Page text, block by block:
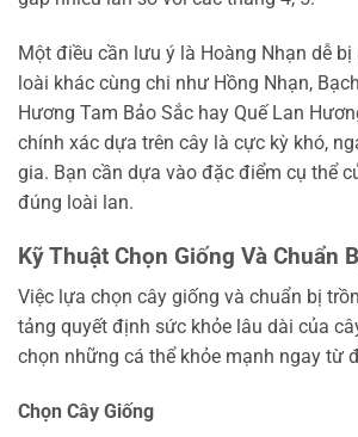
Một điều cần lưu ý là Hoàng Nhạn dễ
loài khác cùng chi như Hồng Nhạn,
Hương Tam Bảo Sắc hay Quế Lan
chính xác dựa trên cây là cực kỳ khó,
gia. Bạn cần dựa vào đặc điểm cụ thể
đúng loài lan.
Kỹ Thuật Chọn Giống Và Chuẩn
Việc lựa chọn cây giống và chuẩn bị
tảng quyết định sức khỏe lâu dài của
chọn những cá thể khỏe mạnh ngay từ
Chọn Cây Giống